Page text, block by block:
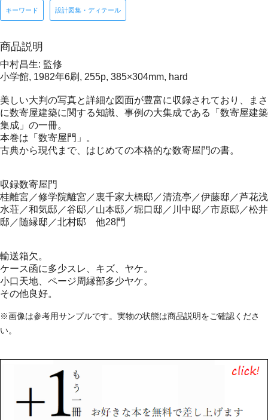
キーワード 設計図集・ディテール
商品説明
中村昌生: 監修
小学館, 1982年6刷, 255p, 385×304mm, hard
美しい大判の写真と詳細な図面が豊富に収録されており、まさ
に数寄屋建築に関する知識、事例の大集成である「数寄屋建築
集成」の一冊。
本巻は「数寄屋門」。
古典から現代まで、はじめての本格的な数寄屋門の書。
収録数寄屋門
桂離宮／修学院離宮／裏千家大橋邸／清流亭／伊藤邸／芦花浅
水荘／和気邸／谷邸／山本邸／堀口邸／川中邸／市原邸／松井
邸／随縁邸／北村邸 他28門
輸送箱欠。
ケース函に多少スレ、キズ、ヤケ。
小口天地、ページ周縁部多少ヤケ。
その他良好。
※画像は参考用サンプルです。実物の状態は商品説明をご確認くださ
い。